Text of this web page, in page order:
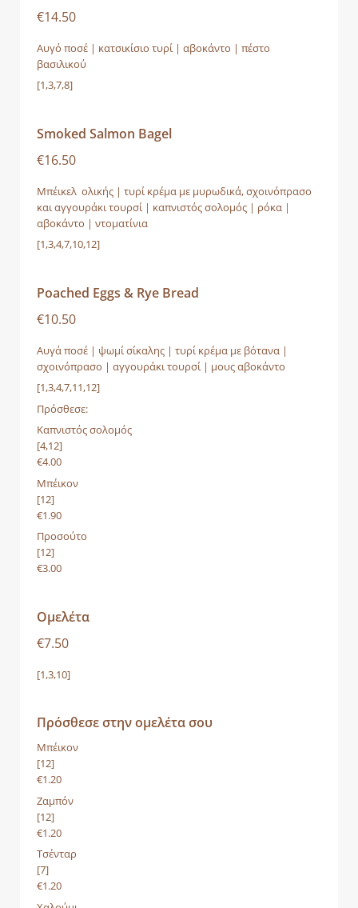
€14.50
Αυγό ποσέ | κατσικίσιο τυρί | αβοκάντο | πέστο
βασιλικού
[1,3,7,8]
Smoked Salmon Bagel
€16.50
Μπέικελ ολικής | τυρί κρέμα με μυρωδικά, σχοινόπρασο
και αγγουράκι τουρσί | καπνιστός σολομός | ρόκα |
αβοκάντο | ντοματίνια
[1,3,4,7,10,12]
Poached Eggs & Rye Bread
€10.50
Αυγά ποσέ | ψωμί σίκαλης | τυρί κρέμα με βότανα |
σχοινόπρασο | αγγουράκι τουρσί | μους αβοκάντο
[1,3,4,7,11,12]
Πρόσθεσε:
Καπνιστός σολομός
[4,12]
€4.00
Μπέικον
[12]
€1.90
Προσούτο
[12]
€3.00
Ομελέτα
€7.50
[1,3,10]
Πρόσθεσε στην ομελέτα σου
Μπέικον
[12]
€1.20
Ζαμπόν
[12]
€1.20
Τσένταρ
[7]
€1.20